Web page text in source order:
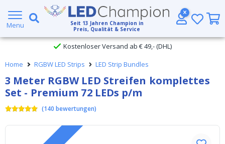
Menu Seit 13 Jahren Champion in
Preis, Qualität & Service
Großer Lagerbestand
Kostenloser Versand ab € 49,- (DHL)
Heute bestellt, amselben Tag verschickt
Home RGBW LED Strips LED Strip Bundles
3 Meter RGBW LED Streifen komplettes
Set - Premium 72 LEDs p/m
(140 bewertungen)